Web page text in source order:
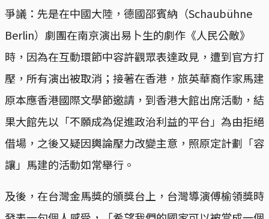
爭議：先是在中國大陸，德國邵賓納（Schaubühne
Berlin）劇團在南京演出易卜生的劇作《人民公敵》
時，因為在互動環節中容許觀眾表達政見，遭到官方打
壓，所有演出被取消；接著在香港，旅英華裔作家馬建
原本應香港國際文學節邀請，到香港大館出席活動，結
果大館先以「不願成為促進政治利益的平台」為由拒絕
借場，之後又疑因輿論壓力改變主意，照原定計劃「容
讓」馬建的活動如常舉行。
及後，在台灣金馬獎的頒獎台上，台灣導演傅榆領獎時